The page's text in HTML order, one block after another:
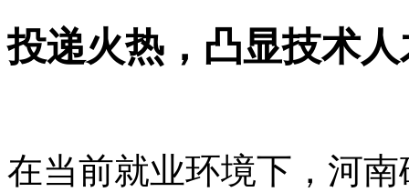
投递火热，凸显技术
在当前就业环境下，河